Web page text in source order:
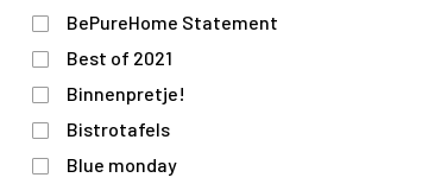
BePureHome Statement
Best of 2021
Binnenpretje!
Bistrotafels
Blue monday